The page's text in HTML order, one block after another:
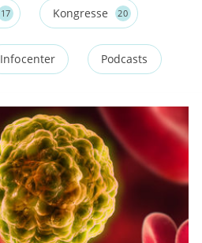
17 Kongresse 20
Infocenter Podcasts